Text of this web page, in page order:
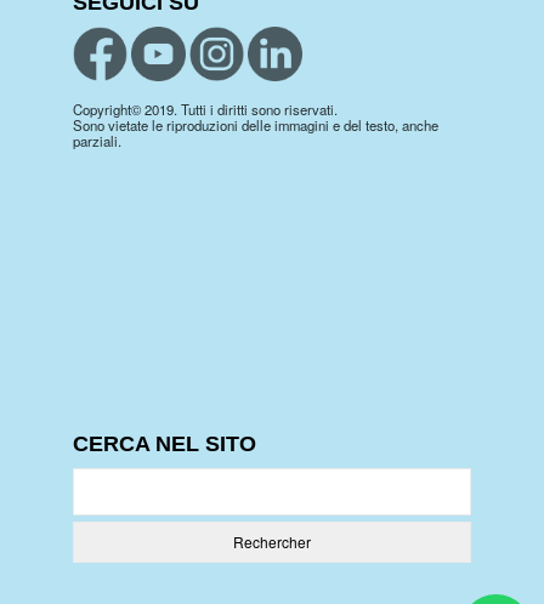
Copyright© 2019. Tutti i diritti sono riservati.
Sono vietate le riproduzioni delle immagini e del testo, anche
parziali.
CERCA NEL SITO